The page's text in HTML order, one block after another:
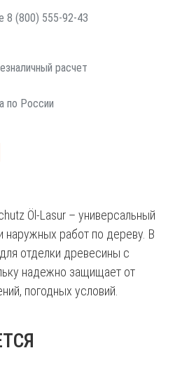
8 (800) 555-92-43
расчет
по России
Öl-Lasur – универсальный
наружных работ по дереву. В
отделки древесины с
надежно защищает от
погодных условий.